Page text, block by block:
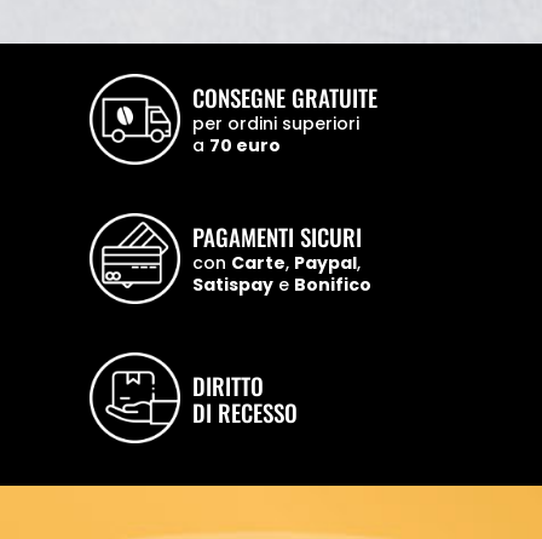
CONSEGNE GRATUITE
per ordini superiori
a 70 euro
PAGAMENTI SICURI
con Carte, Paypal,
Satispay e Bonifico
DIRITTO
DI RECESSO